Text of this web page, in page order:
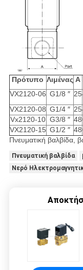
Πρότυπο Λιμένας Α
VX2120-06 G1/8 ″ 25
VX2120-08 G1/4 ″ 25
Vx2120-10 G3/8 ″ 48
VX2120-15 G1/2 ″ 48
Πνευματική βαλβίδα,
Πνευματική βαλβίδα
Νερό